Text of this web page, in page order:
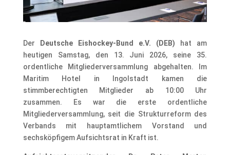
Der Deutsche Eishockey-Bund e.V. (DEB) hat am
heutigen Samstag, den 13. Juni 2026, seine 35.
ordentliche Mitgliederversammlung abgehalten. Im
Maritim Hotel in Ingolstadt kamen die
stimmberechtigten Mitglieder ab 10:00 Uhr
zusammen. Es war die erste ordentliche
Mitgliederversammlung, seit die Strukturreform des
Verbands mit hauptamtlichem Vorstand und
sechsköpfigem Aufsichtsrat in Kraft ist.